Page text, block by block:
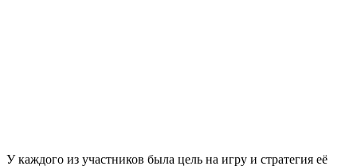
У каждого из участников была цель на игру и стратегия её